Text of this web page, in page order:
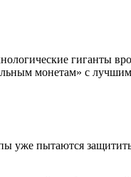
гиганты
монетам» с
уже пытаются